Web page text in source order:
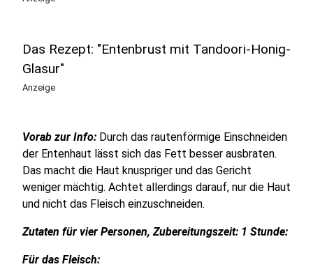
Das Rezept: "Entenbrust mit Tandoori-Honig-
Glasur"
Anzeige
Vorab zur Info: Durch das rautenförmige Einschneiden
der Entenhaut lässt sich das Fett besser ausbraten.
Das macht die Haut knuspriger und das Gericht
weniger mächtig. Achtet allerdings darauf, nur die Haut
und nicht das Fleisch einzuschneiden.
Zutaten für vier Personen, Zubereitungszeit: 1 Stunde:
Für das Fleisch: